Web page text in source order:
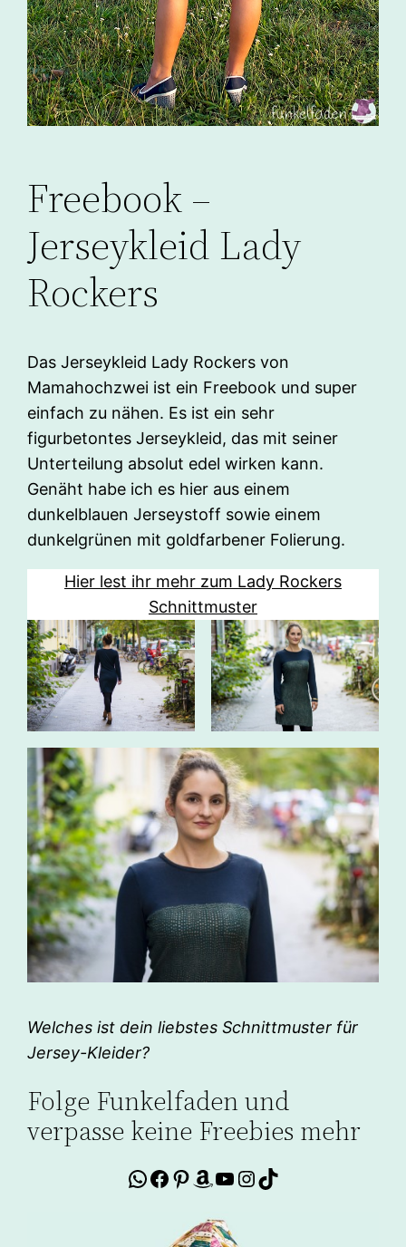
Freebook –
Jerseykleid Lady
Rockers
Das Jerseykleid Lady Rockers von
Mamahochzwei ist ein Freebook und super
einfach zu nähen. Es ist ein sehr
figurbetontes Jerseykleid, das mit seiner
Unterteilung absolut edel wirken kann.
Genäht habe ich es hier aus einem
dunkelblauen Jerseystoff sowie einem
dunkelgrünen mit goldfarbener Folierung.
Hier lest ihr mehr zum Lady Rockers
Schnittmuster
Welches ist dein liebstes Schnittmuster für
Jersey-Kleider?
Folge Funkelfaden und
verpasse keine Freebies mehr
WhatsApp
Facebook
Pinterest
Amazon
YouTube
Instagram
TikTok